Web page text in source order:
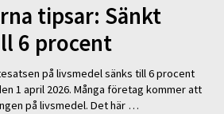
tipsar: Sänkt
6 procent
på livsmedel sänks till 6 procent
1 april 2026. Många företag kommer att
på livsmedel. Det här …